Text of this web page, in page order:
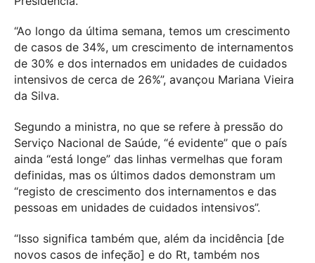
“Ao longo da última semana, temos um crescimento
de casos de 34%, um crescimento de internamentos
de 30% e dos internados em unidades de cuidados
intensivos de cerca de 26%”, avançou Mariana Vieira
da Silva.
Segundo a ministra, no que se refere à pressão do
Serviço Nacional de Saúde, “é evidente” que o país
ainda “está longe” das linhas vermelhas que foram
definidas, mas os últimos dados demonstram um
“registo de crescimento dos internamentos e das
pessoas em unidades de cuidados intensivos”.
“Isso significa também que, além da incidência [de
novos casos de infeção] e do Rt, também nos